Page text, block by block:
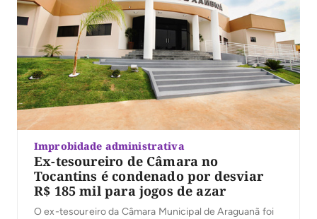
Improbidade administrativa
Ex-tesoureiro de Câmara no
Tocantins é condenado por desviar
R$ 185 mil para jogos de azar
O ex-tesoureiro da Câmara Municipal de Araguanã foi